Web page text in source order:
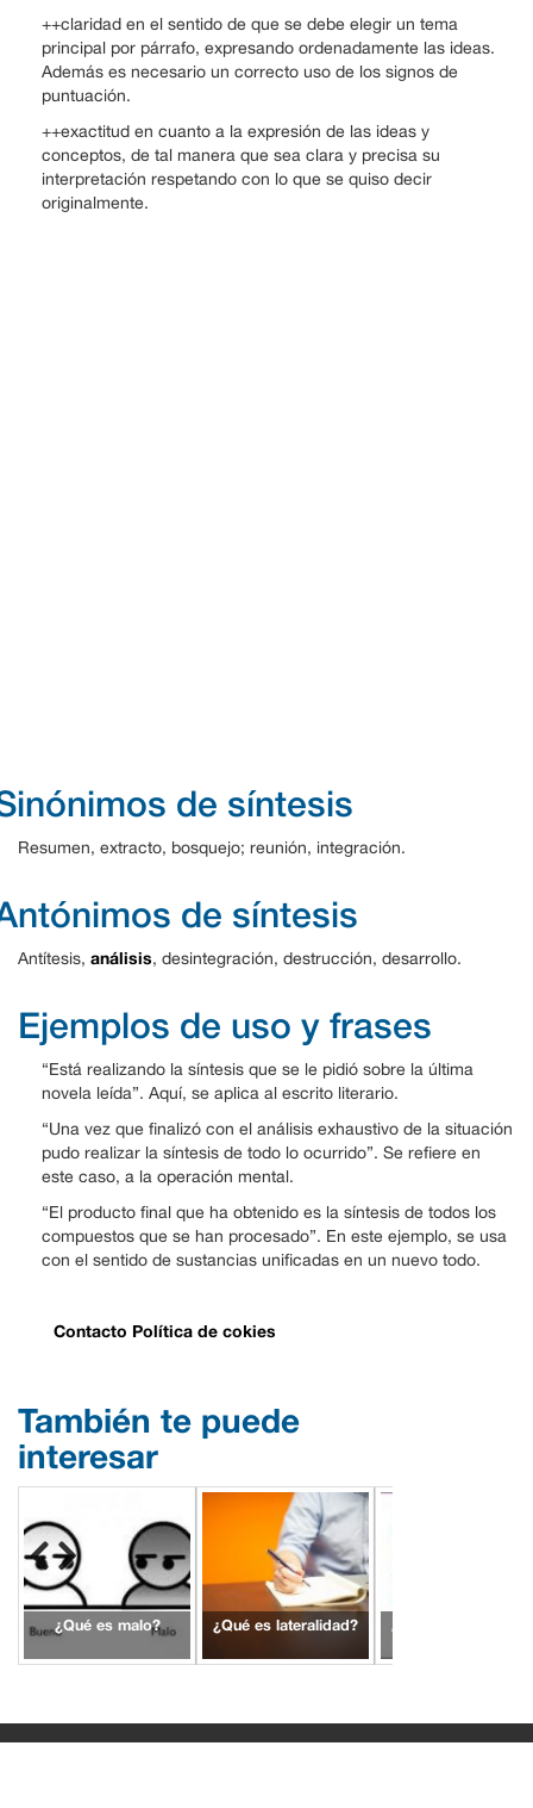
++claridad en el sentido de que se debe elegir un tema
principal por párrafo, expresando ordenadamente las ideas.
Además es necesario un correcto uso de los signos de
puntuación.
++exactitud en cuanto a la expresión de las ideas y
conceptos, de tal manera que sea clara y precisa su
interpretación respetando con lo que se quiso decir
originalmente.
de síntesis
Resumen, extracto, bosquejo; reunión, integración.
de síntesis
Antítesis, análisis, desintegración, destrucción, desarrollo.
Ejemplos de uso y frases
“Está realizando la síntesis que se le pidió sobre la última
novela leída”. Aquí, se aplica al escrito literario.
“Una vez que finalizó con el análisis exhaustivo de la situación
pudo realizar la síntesis de todo lo ocurrido”. Se refiere en
este caso, a la operación mental.
“El producto final que ha obtenido es la síntesis de todos los
compuestos que se han procesado”. En este ejemplo, se usa
con el sentido de sustancias unificadas en un nuevo todo.
Contacto Política de cokies
También te puede
interesar
¿Qué es malo? ¿Qué es lateralidad?